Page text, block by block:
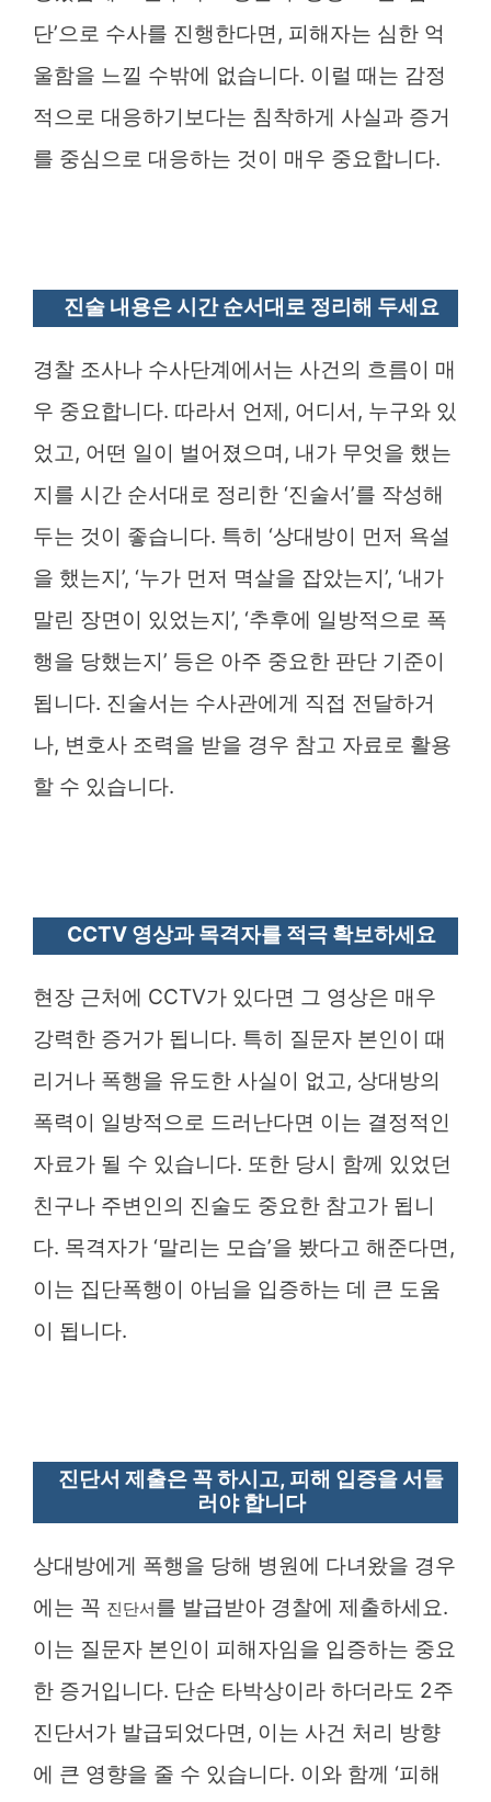
단’으로 수사를 진행한다면, 피해자는 심한 억
울함을 느낄 수밖에 없습니다. 이럴 때는 감정
적으로 대응하기보다는 침착하게 사실과 증거
를 중심으로 대응하는 것이 매우 중요합니다.
진술 내용은 시간 순서대로 정리해 두세요
경찰 조사나 수사단계에서는 사건의 흐름이 매
우 중요합니다. 따라서 언제, 어디서, 누구와 있
었고, 어떤 일이 벌어졌으며, 내가 무엇을 했는
지를 시간 순서대로 정리한 ‘진술서’를 작성해
두는 것이 좋습니다. 특히 ‘상대방이 먼저 욕설
을 했는지’, ‘누가 먼저 멱살을 잡았는지’, ‘내가
말린 장면이 있었는지’, ‘추후에 일방적으로 폭
행을 당했는지’ 등은 아주 중요한 판단 기준이
됩니다. 진술서는 수사관에게 직접 전달하거
나, 변호사 조력을 받을 경우 참고 자료로 활용
할 수 있습니다.
CCTV 영상과 목격자를 적극 확보하세요
현장 근처에 CCTV가 있다면 그 영상은 매우
강력한 증거가 됩니다. 특히 질문자 본인이 때
리거나 폭행을 유도한 사실이 없고, 상대방의
폭력이 일방적으로 드러난다면 이는 결정적인
자료가 될 수 있습니다. 또한 당시 함께 있었던
친구나 주변인의 진술도 중요한 참고가 됩니
다. 목격자가 ‘말리는 모습’을 봤다고 해준다면,
이는 집단폭행이 아님을 입증하는 데 큰 도움
이 됩니다.
진단서 제출은 꼭 하시고, 피해 입증을 서둘
러야 합니다
상대방에게 폭행을 당해 병원에 다녀왔을 경우
에는 꼭 진단서를 발급받아 경찰에 제출하세요.
이는 질문자 본인이 피해자임을 입증하는 중요
한 증거입니다. 단순 타박상이라 하더라도 2주
진단서가 발급되었다면, 이는 사건 처리 방향
에 큰 영향을 줄 수 있습니다. 이와 함께 ‘피해